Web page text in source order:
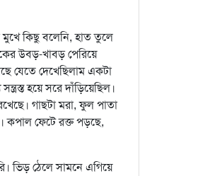
মুখে কিছু বলেনি, হাত তুলে
উবড়-খাবড় পেরিয়ে
যেতে দেখেছিলাম একটা
হয়ে সরে দাঁড়িয়েছিল।
গাছটা মরা, ফুল পাতা
কপাল ফেটে রক্ত পড়ছে,
ভিড় ঠেলে সামনে এগিয়ে